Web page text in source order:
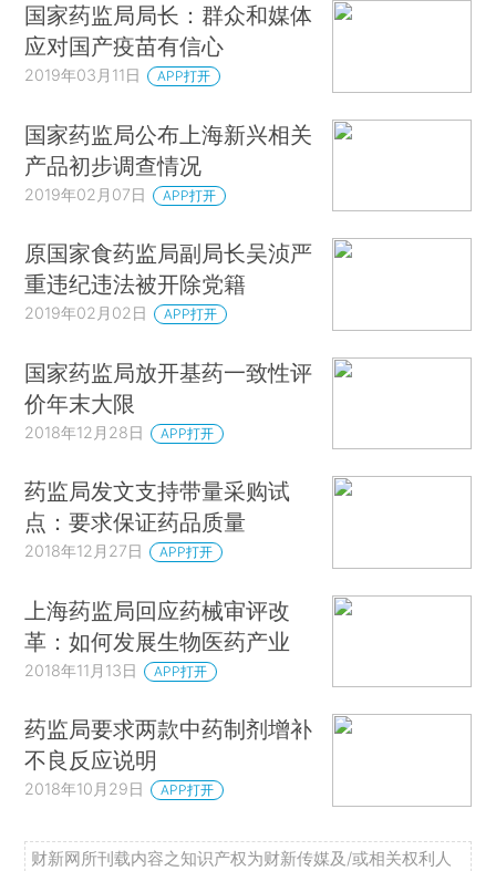
国家药监局局长：群众和媒体
应对国产疫苗有信心
2019年03月11日 APP打开
国家药监局公布上海新兴相关
产品初步调查情况
2019年02月07日 APP打开
原国家食药监局副局长吴浈严
重违纪违法被开除党籍
2019年02月02日 APP打开
国家药监局放开基药一致性评
价年末大限
2018年12月28日 APP打开
药监局发文支持带量采购试
点：要求保证药品质量
2018年12月27日 APP打开
上海药监局回应药械审评改
革：如何发展生物医药产业
2018年11月13日 APP打开
药监局要求两款中药制剂增补
不良反应说明
2018年10月29日 APP打开
财新网所刊载内容之知识产权为财新传媒及/或相关权利人